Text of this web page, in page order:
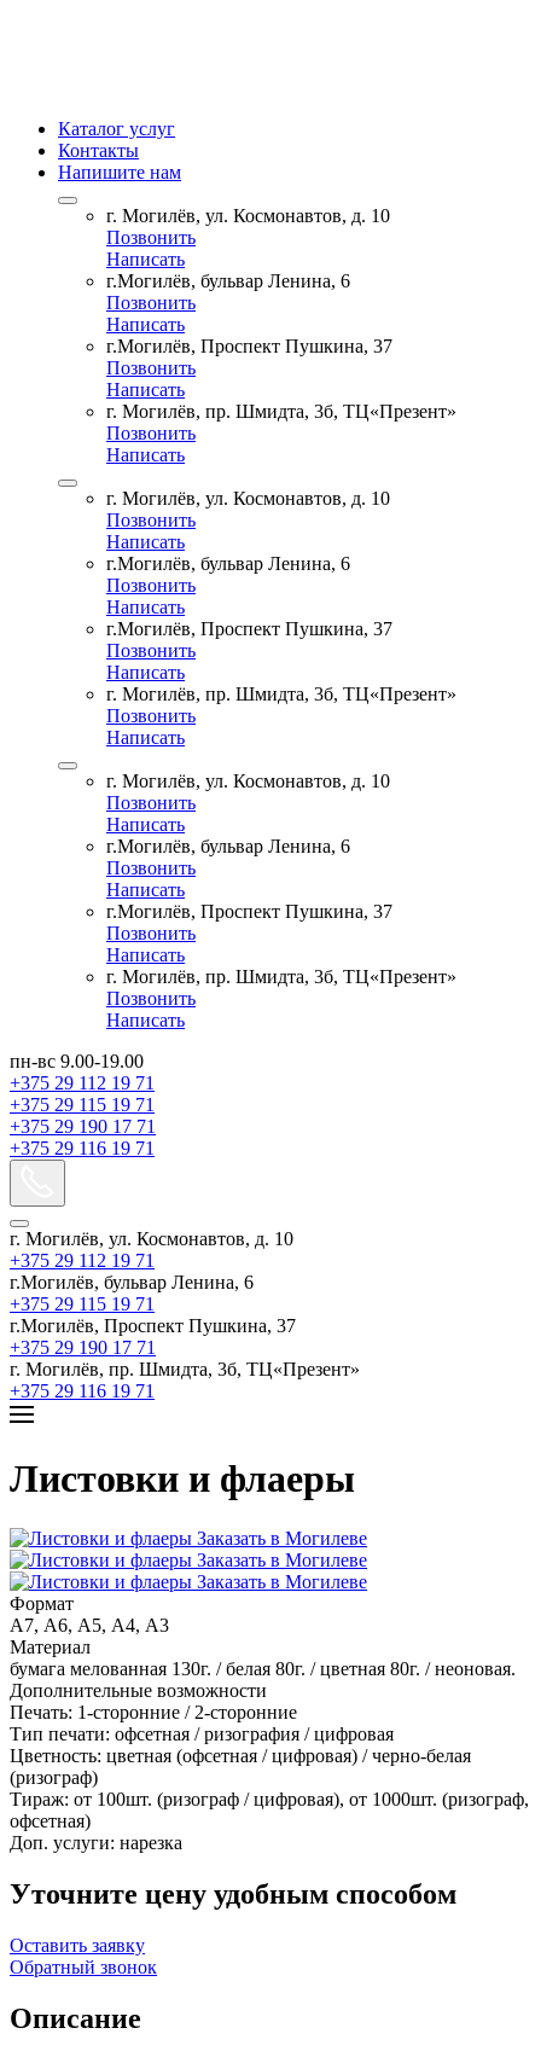
Каталог услуг
Контакты
Напишите нам
г. Могилёв, ул. Космонавтов, д. 10
Позвонить
Написать
г.Могилёв, бульвар Ленина, 6
Позвонить
Написать
г.Могилёв, Проспект Пушкина, 37
Позвонить
Написать
г. Могилёв, пр. Шмидта, 3б, ТЦ«Презент»
Позвонить
Написать
г. Могилёв, ул. Космонавтов, д. 10
Позвонить
Написать
г.Могилёв, бульвар Ленина, 6
Позвонить
Написать
г.Могилёв, Проспект Пушкина, 37
Позвонить
Написать
г. Могилёв, пр. Шмидта, 3б, ТЦ«Презент»
Позвонить
Написать
г. Могилёв, ул. Космонавтов, д. 10
Позвонить
Написать
г.Могилёв, бульвар Ленина, 6
Позвонить
Написать
г.Могилёв, Проспект Пушкина, 37
Позвонить
Написать
г. Могилёв, пр. Шмидта, 3б, ТЦ«Презент»
Позвонить
Написать
пн-вс 9.00-19.00
+375 29 112 19 71
+375 29 115 19 71
+375 29 190 17 71
+375 29 116 19 71
г. Могилёв, ул. Космонавтов, д. 10
+375 29 112 19 71
г.Могилёв, бульвар Ленина, 6
+375 29 115 19 71
г.Могилёв, Проспект Пушкина, 37
+375 29 190 17 71
г. Могилёв, пр. Шмидта, 3б, ТЦ«Презент»
+375 29 116 19 71
Листовки и флаеры
Формат
А7, А6, А5, А4, А3
Материал
бумага мелованная 130г. / белая 80г. / цветная 80г. / неоновая.
Дополнительные возможности
Печать: 1-сторонние / 2-сторонние
Тип печати: офсетная / ризография / цифровая
Цветность: цветная (офсетная / цифровая) / черно-белая
(ризограф)
Тираж: от 100шт. (ризограф / цифровая), от 1000шт. (ризограф,
офсетная)
Доп. услуги: нарезка
Уточните цену удобным способом
Оставить заявку
Обратный звонок
Описание